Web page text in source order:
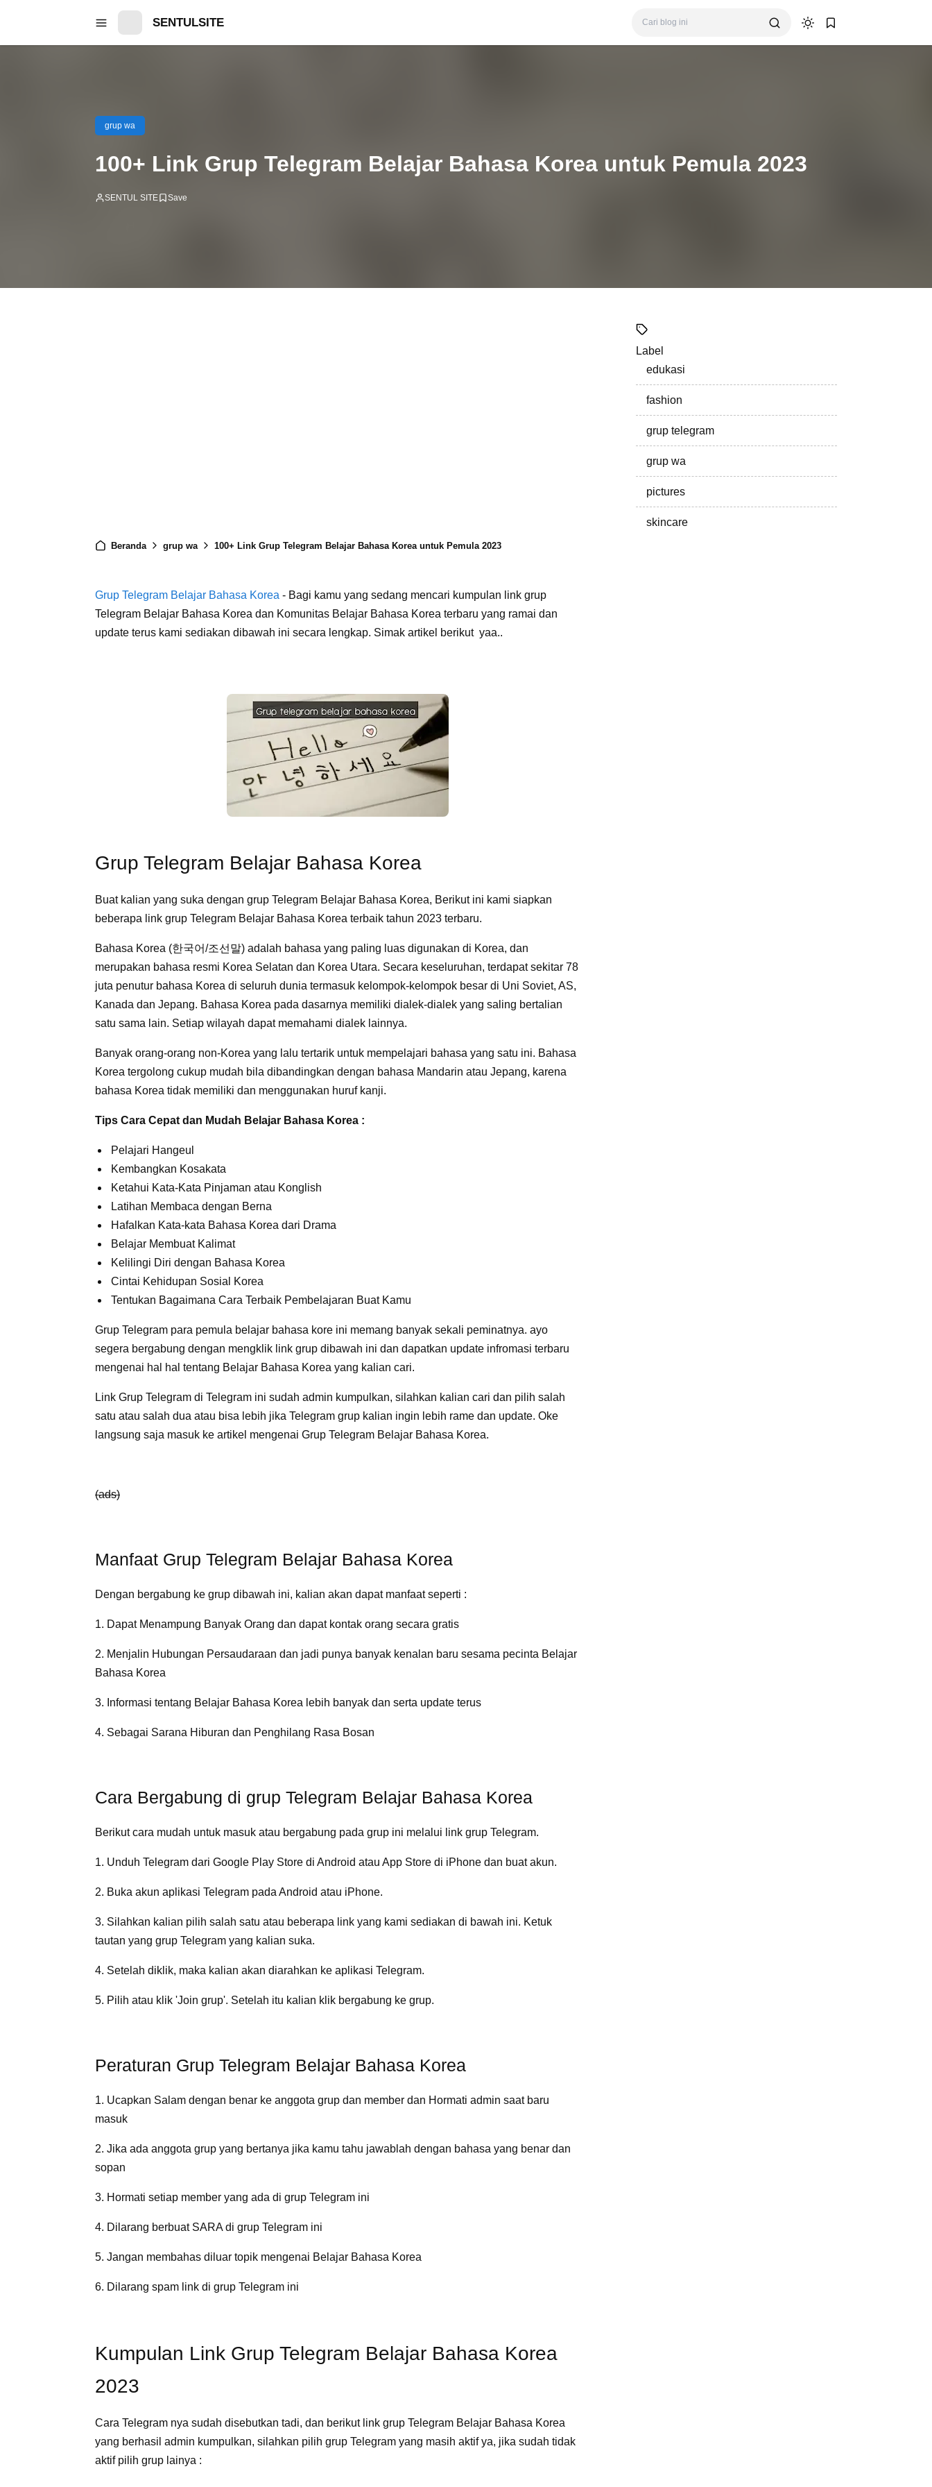
SENTULSITE
grup wa
100+ Link Grup Telegram Belajar Bahasa Korea untuk Pemula 2023
SENTUL SITE
Beranda grup wa 100+ Link Grup Telegram Belajar Bahasa Korea untuk Pemula 2023
Grup Telegram Belajar Bahasa Korea - Bagi kamu yang sedang mencari kumpulan link grup
Telegram Belajar Bahasa Korea dan Komunitas Belajar Bahasa Korea terbaru yang ramai dan
update terus kami sediakan dibawah ini secara lengkap. Simak artikel berikut yaa..
Grup Telegram Belajar Bahasa Korea
Buat kalian yang suka dengan grup Telegram Belajar Bahasa Korea, Berikut ini kami siapkan
beberapa link grup Telegram Belajar Bahasa Korea terbaik tahun 2023 terbaru.
Bahasa Korea (한국어/조선말) adalah bahasa yang paling luas digunakan di Korea, dan
merupakan bahasa resmi Korea Selatan dan Korea Utara. Secara keseluruhan, terdapat sekitar 78
juta penutur bahasa Korea di seluruh dunia termasuk kelompok-kelompok besar di Uni Soviet, AS,
Kanada dan Jepang. Bahasa Korea pada dasarnya memiliki dialek-dialek yang saling bertalian
satu sama lain. Setiap wilayah dapat memahami dialek lainnya.
Banyak orang-orang non-Korea yang lalu tertarik untuk mempelajari bahasa yang satu ini. Bahasa
Korea tergolong cukup mudah bila dibandingkan dengan bahasa Mandarin atau Jepang, karena
bahasa Korea tidak memiliki dan menggunakan huruf kanji.
Tips Cara Cepat dan Mudah Belajar Bahasa Korea :
Pelajari Hangeul
Kembangkan Kosakata
Ketahui Kata-Kata Pinjaman atau Konglish
Latihan Membaca dengan Berna
Hafalkan Kata-kata Bahasa Korea dari Drama
Belajar Membuat Kalimat
Kelilingi Diri dengan Bahasa Korea
Cintai Kehidupan Sosial Korea
Tentukan Bagaimana Cara Terbaik Pembelajaran Buat Kamu
Grup Telegram para pemula belajar bahasa kore ini memang banyak sekali peminatnya. ayo
segera bergabung dengan mengklik link grup dibawah ini dan dapatkan update infromasi terbaru
mengenai hal hal tentang Belajar Bahasa Korea yang kalian cari.
Link Grup Telegram di Telegram ini sudah admin kumpulkan, silahkan kalian cari dan pilih salah
satu atau salah dua atau bisa lebih jika Telegram grup kalian ingin lebih rame dan update. Oke
langsung saja masuk ke artikel mengenai Grup Telegram Belajar Bahasa Korea.
(ads)
Manfaat Grup Telegram Belajar Bahasa Korea
Dengan bergabung ke grup dibawah ini, kalian akan dapat manfaat seperti :
1. Dapat Menampung Banyak Orang dan dapat kontak orang secara gratis
2. Menjalin Hubungan Persaudaraan dan jadi punya banyak kenalan baru sesama pecinta Belajar
Bahasa Korea
3. Informasi tentang Belajar Bahasa Korea lebih banyak dan serta update terus
4. Sebagai Sarana Hiburan dan Penghilang Rasa Bosan
Cara Bergabung di grup Telegram Belajar Bahasa Korea
Berikut cara mudah untuk masuk atau bergabung pada grup ini melalui link grup Telegram.
1. Unduh Telegram dari Google Play Store di Android atau App Store di iPhone dan buat akun.
2. Buka akun aplikasi Telegram pada Android atau iPhone.
3. Silahkan kalian pilih salah satu atau beberapa link yang kami sediakan di bawah ini. Ketuk
tautan yang grup Telegram yang kalian suka.
4. Setelah diklik, maka kalian akan diarahkan ke aplikasi Telegram.
5. Pilih atau klik 'Join grup'. Setelah itu kalian klik bergabung ke grup.
Peraturan Grup Telegram Belajar Bahasa Korea
1. Ucapkan Salam dengan benar ke anggota grup dan member dan Hormati admin saat baru
masuk
2. Jika ada anggota grup yang bertanya jika kamu tahu jawablah dengan bahasa yang benar dan
sopan
3. Hormati setiap member yang ada di grup Telegram ini
4. Dilarang berbuat SARA di grup Telegram ini
5. Jangan membahas diluar topik mengenai Belajar Bahasa Korea
6. Dilarang spam link di grup Telegram ini
Kumpulan Link Grup Telegram Belajar Bahasa Korea
2023
Cara Telegram nya sudah disebutkan tadi, dan berikut link grup Telegram Belajar Bahasa Korea
yang berhasil admin kumpulkan, silahkan pilih grup Telegram yang masih aktif ya, jika sudah tidak
aktif pilih grup lainya :
Label
edukasi
fashion
grup telegram
grup wa
pictures
skincare